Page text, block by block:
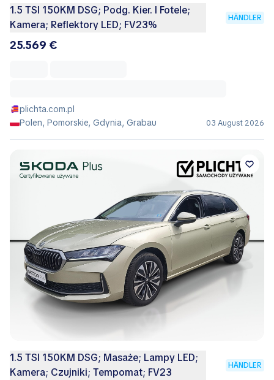
1.5 TSI 150KM DSG; Podg. Kier. I Fotele;
Kamera; Reflektory LED; FV23%
HÄNDLER
25.569 €
plichta.com.pl
Polen, Pomorskie, Gdynia, Grabau
03 August 2026
1.5 TSI 150KM DSG; Masaże; Lampy LED;
Kamera; Czujniki; Tempomat; FV23
HÄNDLER